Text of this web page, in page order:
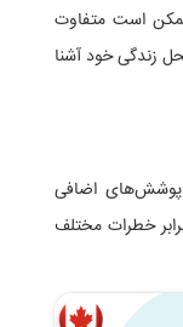
است متفاوت
زندگی خود آشنا
پوشش‌های اضافی
خطرات مختلف